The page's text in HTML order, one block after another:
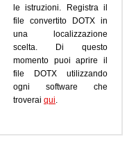
le istruzioni. Registra il
file convertito DOTX in
una localizzazione
scelta. Di questo
momento puoi aprire il
file DOTX utilizzando
ogni software che
troverai qui.